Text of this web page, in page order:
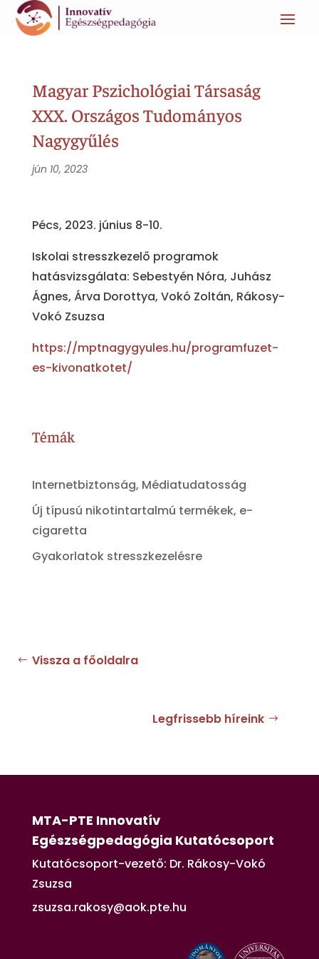
Magyar Pszichológiai Társaság
XXX. Országos Tudományos
Nagygyűlés
jún 10, 2023
Pécs, 2023. június 8-10.
Iskolai stresszkezelő programok
hatásvizsgálata: Sebestyén Nóra, Juhász
Ágnes, Árva Dorottya, Vokó Zoltán, Rákosy-
Vokó Zsuzsa
https://mptnagygyules.hu/programfuzet-
es-kivonatkotet/
Témák
Internetbiztonság, Médiatudatosság
Új típusú nikotintartalmú termékek, e-
cigaretta
Gyakorlatok stresszkezelésre
Vissza a főoldalra
Legfrissebb híreink
MTA-PTE Innovatív
Egészségpedagógia Kutatócsoport
Kutatócsoport-vezető: Dr. Rákosy-Vokó
Zsuzsa
zsuzsa.rakosy@aok.pte.hu